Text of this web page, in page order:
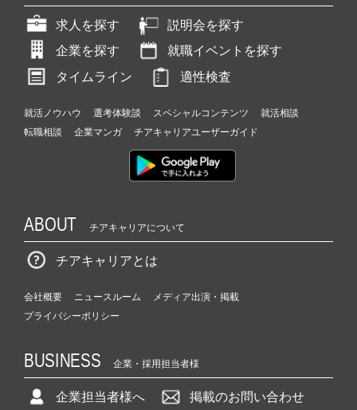
求人を探す
説明会を探す
企業を探す
就職イベントを探す
タイムライン
適性検査
就活ノウハウ 選考体験談 スペシャルコンテンツ
就活相談
転職相談
企業マンガ チアキャリアユーザーガイド
ABOUT チアキャリアについて
チアキャリアとは
会社概要 ニュースルーム
メディア出演・掲載
プライバシーポリシー
BUSINESS 企業・採用担当者様
企業担当者様へ 掲載のお問い合わせ